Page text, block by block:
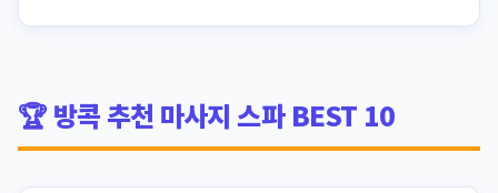
🏆 방콕 추천 마사지 스파 BEST 10